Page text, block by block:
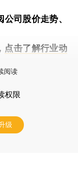
公司股价走势、
点击了解行业动
阅读
权限
级